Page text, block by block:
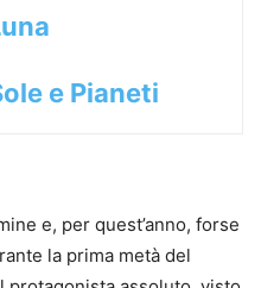
e Pianeti
e, per quest’anno, forse
la prima metà del